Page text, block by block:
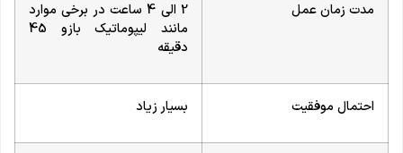
مدت زمان عمل
2 الی 4 ساعت در برخی موارد
مانند لیپوماتیک بازو 45
دقیقه
احتمال موفقیت بسیار زیاد